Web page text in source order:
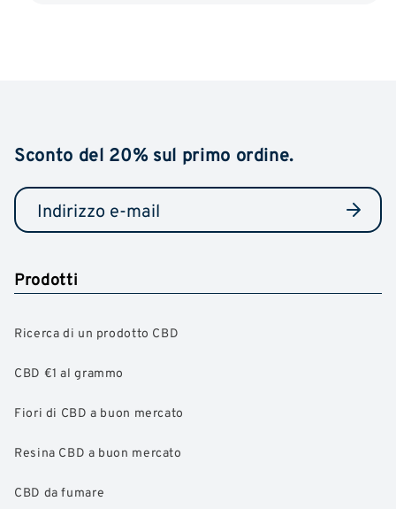
Sconto del 20% sul primo ordine.
Prodotti
Ricerca di un prodotto CBD
CBD €1 al grammo
Fiori di CBD a buon mercato
Resina CBD a buon mercato
CBD da fumare